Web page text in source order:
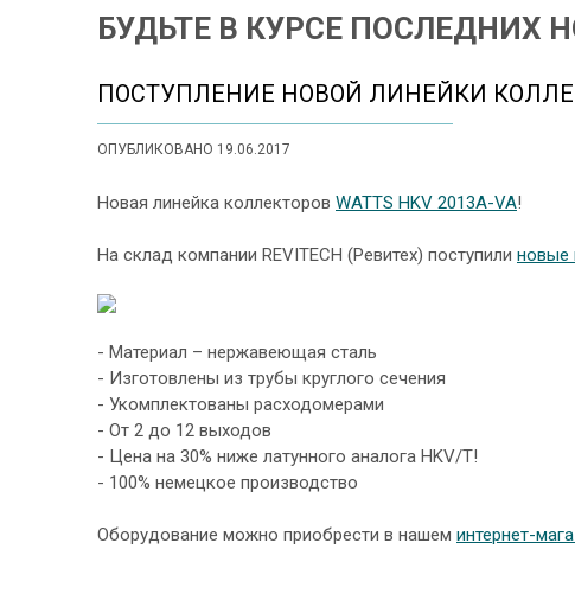
БУДЬТЕ В КУРСЕ ПОСЛЕДНИХ
ПОСТУПЛЕНИЕ НОВОЙ ЛИНЕЙКИ
ОПУБЛИКОВАНО 19.06.2017
Новая линейка коллекторов WATTS HKV 2013A-VA!
На склад компании REVITECH (Ревитех) поступили новые
- Материал – нержавеющая сталь
- Изготовлены из трубы круглого сечения
- Укомплектованы расходомерами
- От 2 до 12 выходов
- Цена на 30% ниже латунного аналога HKV/T!
- 100% немецкое производство
Оборудование можно приобрести в нашем интернет-